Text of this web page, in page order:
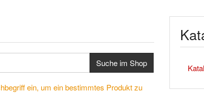
Suche im Shop
ein, um ein bestimmtes Produkt zu